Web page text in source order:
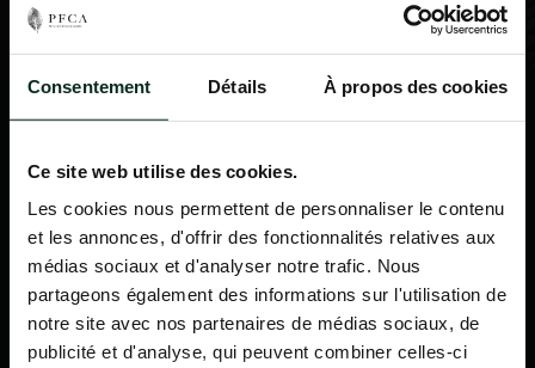
Consentement Détails À propos des cookies
Ce site web utilise des cookies.
Les cookies nous permettent de personnaliser le contenu
et les annonces, d'offrir des fonctionnalités relatives aux
médias sociaux et d'analyser notre trafic. Nous
partageons également des informations sur l'utilisation de
notre site avec nos partenaires de médias sociaux, de
publicité et d'analyse, qui peuvent combiner celles-ci